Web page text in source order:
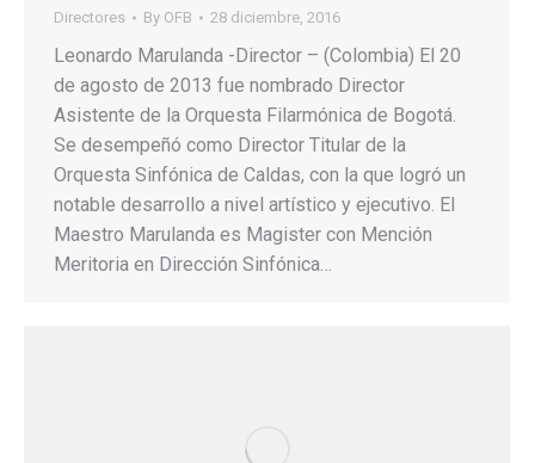
Directores By OFB 28 diciembre, 2016
Leonardo Marulanda -Director – (Colombia) El 20
de agosto de 2013 fue nombrado Director
Asistente de la Orquesta Filarmónica de Bogotá.
Se desempeñó como Director Titular de la
Orquesta Sinfónica de Caldas, con la que logró un
notable desarrollo a nivel artístico y ejecutivo. El
Maestro Marulanda es Magister con Mención
Meritoria en Dirección Sinfónica…